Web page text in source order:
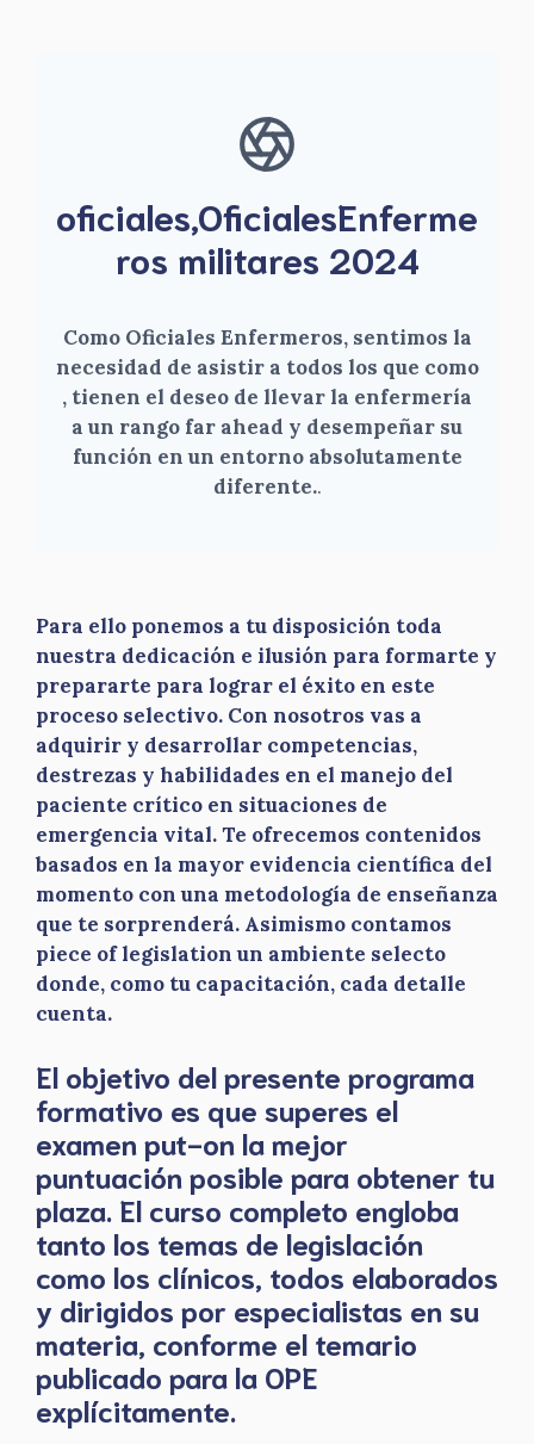
oficiales,OficialesEnferme
ros militares 2024
Como Oficiales Enfermeros, sentimos la
necesidad de asistir a todos los que como
, tienen el deseo de llevar la enfermería
a un rango far ahead y desempeñar su
función en un entorno absolutamente
diferente..
Para ello ponemos a tu disposición toda
nuestra dedicación e ilusión para formarte y
prepararte para lograr el éxito en este
proceso selectivo. Con nosotros vas a
adquirir y desarrollar competencias,
destrezas y habilidades en el manejo del
paciente crítico en situaciones de
emergencia vital. Te ofrecemos contenidos
basados en la mayor evidencia científica del
momento con una metodología de enseñanza
que te sorprenderá. Asimismo contamos
piece of legislation un ambiente selecto
donde, como tu capacitación, cada detalle
cuenta.
El objetivo del presente programa
formativo es que superes el
examen put-on la mejor
puntuación posible para obtener tu
plaza. El curso completo engloba
tanto los temas de legislación
como los clínicos, todos elaborados
y dirigidos por especialistas en su
materia, conforme el temario
publicado para la OPE
explícitamente.